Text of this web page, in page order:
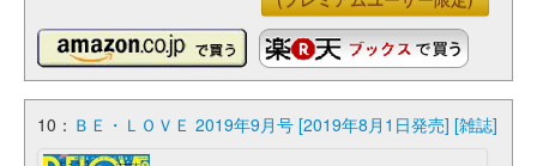
10： ＢＥ・ＬＯＶＥ 2019年9月号 [2019年8月1日発売] [雑誌]